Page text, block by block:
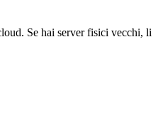
Se hai server fisici vecchi, li